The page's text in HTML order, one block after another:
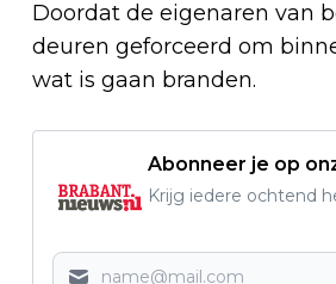
Doordat de eigenaren van
deuren geforceerd om
wat is gaan branden.
Abonneer je op
Krijg iedere ochtend